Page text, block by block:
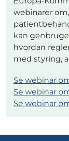
webinarer
kan
hvordan
med styring,
Se webinar
Se webinar
Se webinar